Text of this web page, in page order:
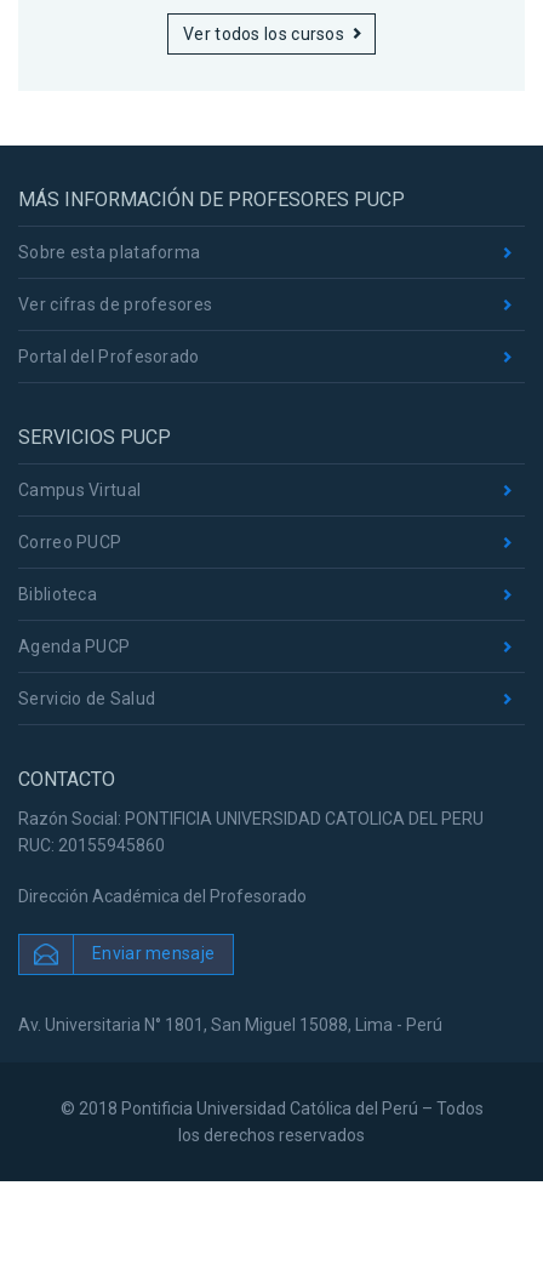
Ver todos los cursos
MÁS INFORMACIÓN DE PROFESORES PUCP
Sobre esta plataforma
Ver cifras de profesores
Portal del Profesorado
SERVICIOS PUCP
Campus Virtual
Correo PUCP
Biblioteca
Agenda PUCP
Servicio de Salud
CONTACTO
Razón Social: PONTIFICIA UNIVERSIDAD CATOLICA DEL PERU
RUC: 20155945860
Dirección Académica del Profesorado
Enviar mensaje
Av. Universitaria N° 1801, San Miguel 15088, Lima - Perú
© 2018 Pontificia Universidad Católica del Perú – Todos
los derechos reservados